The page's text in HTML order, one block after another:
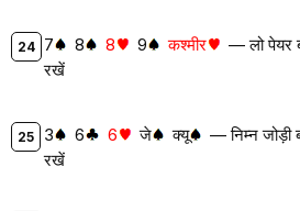
7 8 8 9 कश्मीर
— लो पेयर
रखें
3 6 6 जे क्यू
— निम्न जोड़ी
रखें